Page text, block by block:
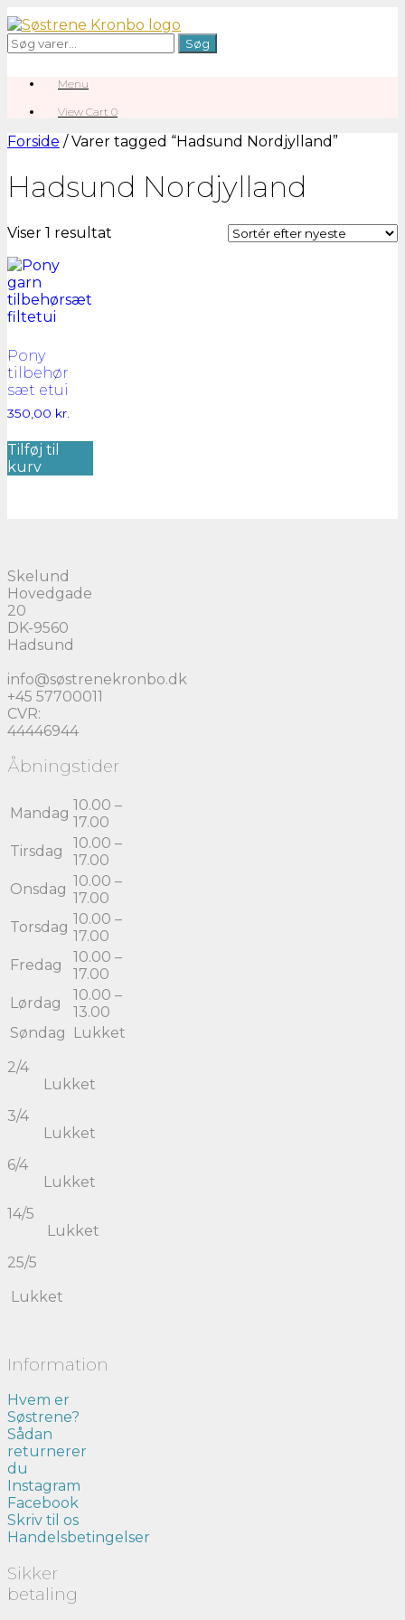
Gå
til
indhold
Søg
efter:
Søg
Menu
View
cart
View Cart 0
Forside / Varer tagged “Hadsund Nordjylland”
Hadsund Nordjylland
Viser 1 resultat
Pony
tilbehør
sæt etui
350,00 kr.
Tilføj til
kurv
Skelund
Hovedgade
20
DK-9560
Hadsund
info@søstrenekronbo.dk
+45 57700011
CVR:
44446944
Åbningstider
Mandag 10.00 –
17.00
Tirsdag
10.00 –
17.00
Onsdag 10.00 –
17.00
Torsdag 10.00 –
17.00
Fredag
10.00 –
17.00
Lørdag
10.00 –
13.00
Søndag
Lukket
2/4
Lukket
3/4
Lukket
6/4
Lukket
14/5
Lukket
25/5
Lukket
Information
Hvem er
Søstrene?
Sådan
returnerer
du
Instagram
Facebook
Skriv til os
Handelsbetingelser
Sikker
betaling